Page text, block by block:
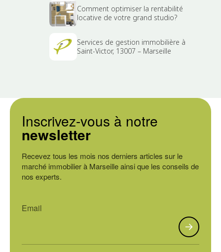
Comment optimiser la rentabilité
locative de votre grand studio?
Services de gestion immobilière à
Saint-Victor, 13007 – Marseille
Inscrivez-vous à notre
newsletter
Recevez tous les mois nos derniers articles sur le
marché immobilier à Marseille ainsi que les conseils de
nos experts.